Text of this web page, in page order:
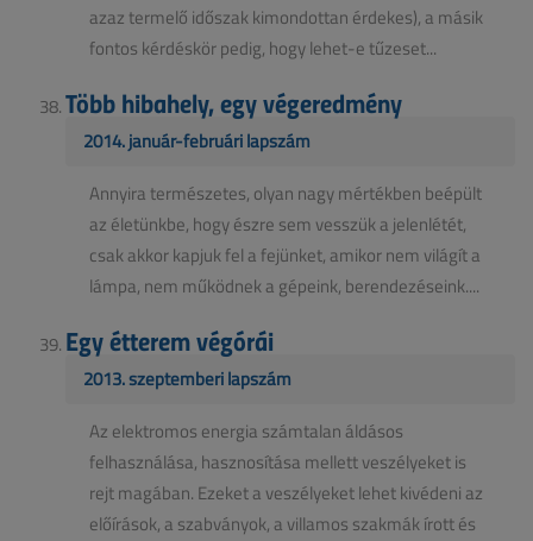
azaz termelő időszak kimondottan érdekes), a másik
fontos kérdéskör pedig, hogy lehet-e tűzeset...
Több hibahely, egy végeredmény
2014. január-februári lapszám
Annyira természetes, olyan nagy mértékben beépült
az életünkbe, hogy észre sem vesszük a jelenlétét,
csak akkor kapjuk fel a fejünket, amikor nem világít a
lámpa, nem működnek a gépeink, berendezéseink....
Egy étterem végórái
2013. szeptemberi lapszám
Az elektromos energia számtalan áldásos
felhasználása, hasznosítása mellett veszélyeket is
rejt magában. Ezeket a veszélyeket lehet kivédeni az
előírások, a szabványok, a villamos szakmák írott és